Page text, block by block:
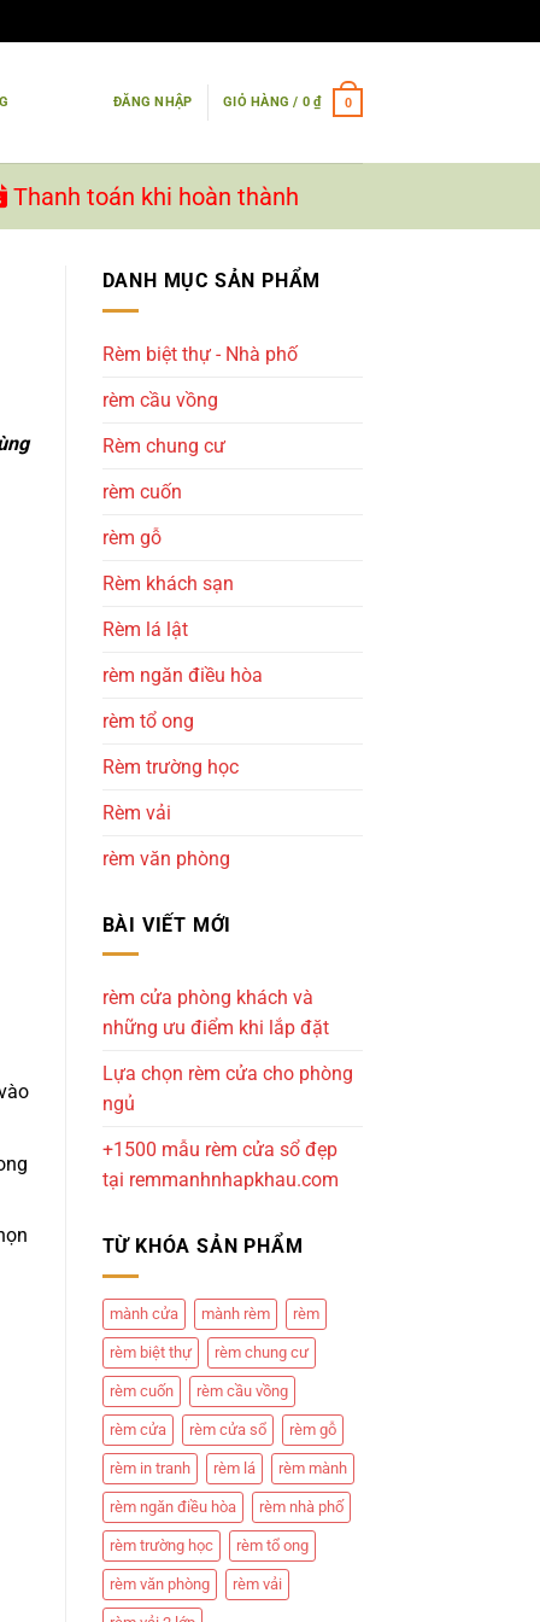
ĐĂNG NHẬP GIỎ HÀNG / 0₫ 0
Thanh toán khi hoàn thành
DANH MỤC SẢN PHẨM
Rèm biệt thự - Nhà phố
rèm cầu vồng
Rèm chung cư
rèm cuốn
rèm gỗ
Rèm khách sạn
Rèm lá lật
rèm ngăn điều hòa
rèm tổ ong
Rèm trường học
Rèm vải
rèm văn phòng
BÀI VIẾT MỚI
rèm cửa phòng khách và
những ưu điểm khi lắp đặt
Lựa chọn rèm cửa cho phòng
ngủ
+1500 mẫu rèm cửa sổ đẹp
tại remmanhnhapkhau.com
TỪ KHÓA SẢN PHẨM
mành cửa mành rèm rèm
rèm biệt thự rèm chung cư
rèm cuốn rèm cầu vồng
rèm cửa rèm cửa sổ rèm gỗ
rèm in tranh rèm lá rèm mành
rèm ngăn điều hòa rèm nhà phố
rèm trường học rèm tổ ong
rèm văn phòng rèm vải